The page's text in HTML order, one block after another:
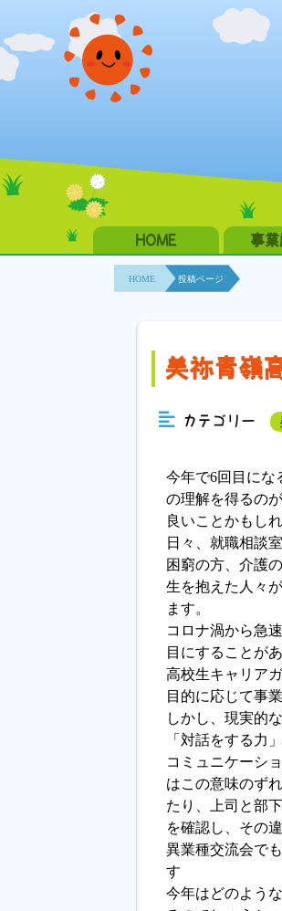
HOME 事
HOME 投稿ページ
美祢青嶺
カテゴリー
今年で6回目にな
の理解を得るの
良いことかもしれ
日々、就職相談
困窮の方、介護
生を抱えた人々
ます。
コロナ渦から急
目にすることが
高校生キャリア
目的に応じて事
しかし、現実的
「対話をする力
コミュニケーシ
はこの意味のず
たり、上司と部
を確認し、その
異業種交流会で
す
今年はどのよう